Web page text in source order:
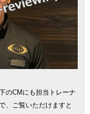
のCMにも担当トレーナ
、ご覧いただけますと